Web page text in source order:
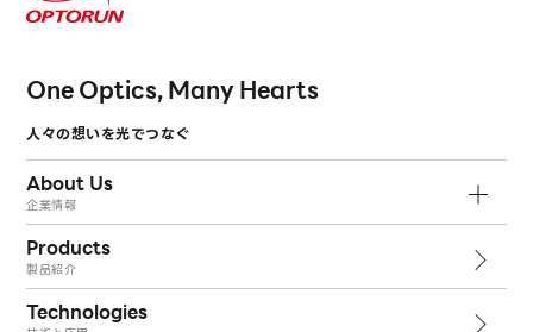
One Optics, Many Hearts
人々の想いを光でつなぐ
About Us
企業情報
Products
製品紹介
Technologies